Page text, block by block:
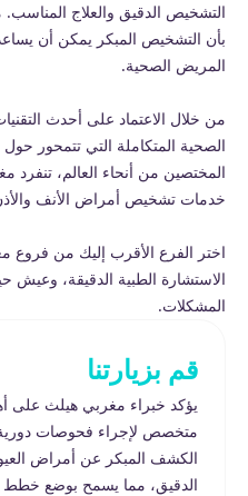
التشخيص الدقيق والعلاج المناسب.
بأن التشخيص المبكر يمكن أن
المريض الصحية.
من خلال الاعتماد على أحدث
الصحية المتكاملة التي تتمحور
المختصين من أنحاء العالم، تنفرد
خدمات تشخيص أمراض الأنف
اختر الفرع الأقرب إليك من
الاستشارة الطبية الدقيقة، وعيش
المشكلات.
قم بزيارتنا
يؤكد خبراء مغربي هيلث على
متخصص لإجراء فحوصات
الكشف المبكر عن أمراض
الدقيق، مما يسمح بوضع خطط